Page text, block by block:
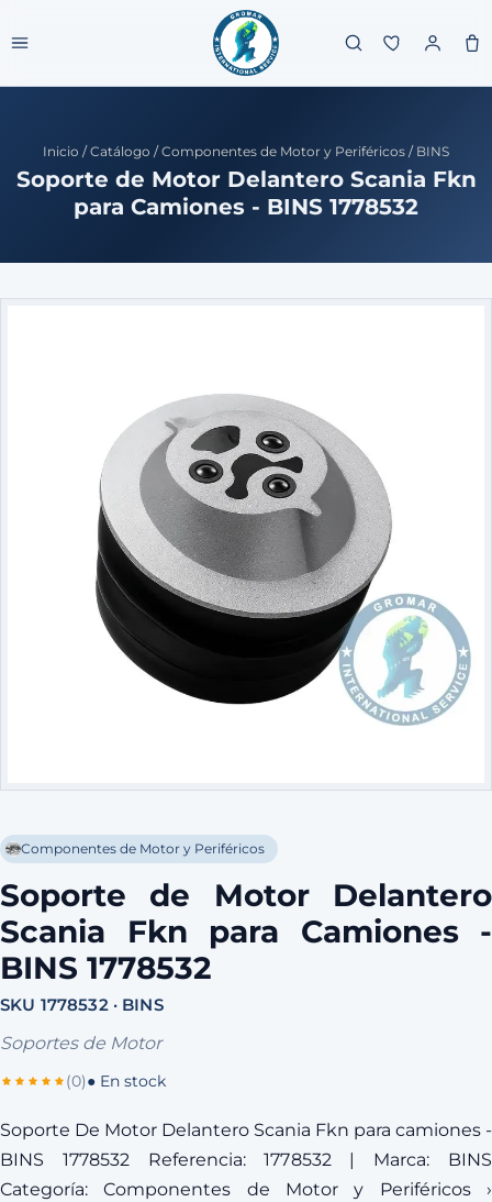
Inicio /Catálogo /Componentes de Motor y Periféricos / BINS
Soporte de Motor Delantero Scania Fkn
para Camiones - BINS 1778532
Componentes de Motor y Periféricos
Soporte de Motor Delantero
Scania Fkn para Camiones -
BINS 1778532
SKU 1778532 · BINS
Soportes de Motor
(0)● En stock
Soporte De Motor Delantero Scania Fkn para camiones -
BINS 1778532 Referencia: 1778532 | Marca: BINS
Categoría: Componentes de Motor y Periféricos ›